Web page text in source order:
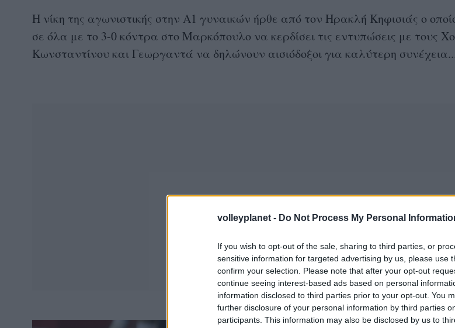
volleyplanet - Do Not Process My Personal
If you wish to opt-out of the sale, sharing to third parties, or
sensitive information for targeted advertising by us, please use
confirm your selection. Please note that after your opt-out
continue seeing interest-based ads based on personal
information disclosed to third parties prior to your opt-out. You
further disclosure of your personal information by third parties
participants. This information may also be disclosed by us to
Η νίκη της αγωνιστικής στην Α1 γυναικών ήρθε από τον Ηρακλή Κηφισιάς ο
σε όλα με το 3-0 κόντρα στο Μαρκόπουλο να κερδίσει τις εντυπώσεις με τους
Κωνσταντίνου και Γεωργαντά να δηλώνουν αισιόδοξοι για καλύτερη
20/10/2017